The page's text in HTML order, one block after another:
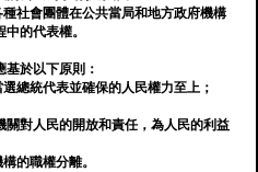
社會團體在公共當局和地方政府機構
的代表權。
於以下原則：
總統代表並確保的人民權力至上；
關對人民的開放和責任，為人民的利益
的職權分離。